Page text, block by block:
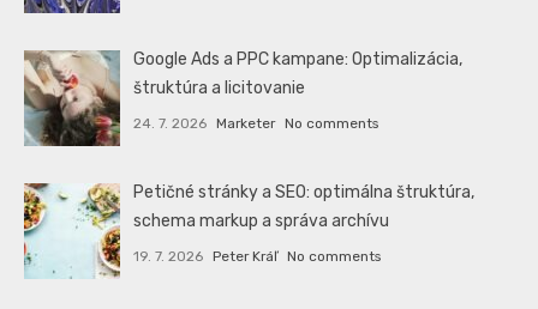
Google Ads a PPC kampane: Optimalizácia,
štruktúra a licitovanie
24. 7. 2026 Marketer No comments
Petičné stránky a SEO: optimálna štruktúra,
schema markup a správa archívu
19. 7. 2026 Peter Kráľ No comments